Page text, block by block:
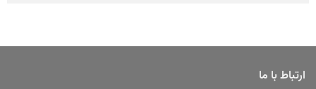
ارتباط با ما